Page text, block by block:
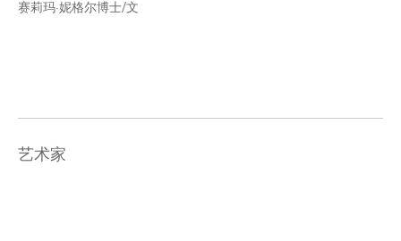
赛莉玛·妮格尔博士/文
艺术家